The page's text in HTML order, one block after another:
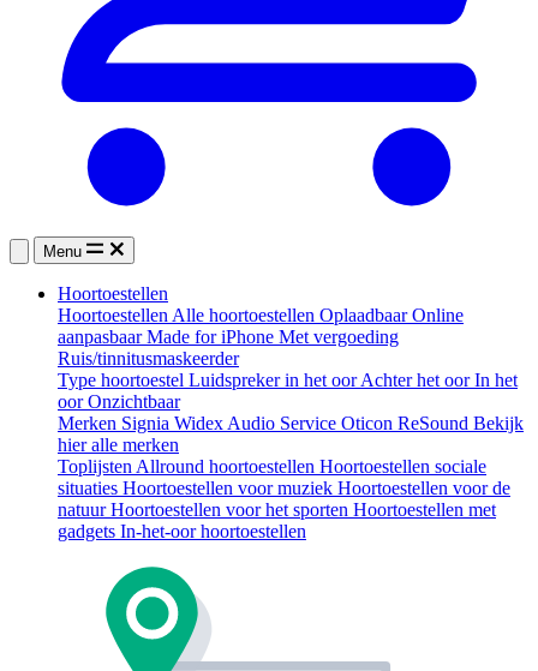
Menu
Hoortoestellen
HoortoestellenAlle hoortoestellen OplaadbaarOnline
aanpasbaarMade for iPhone Met vergoeding
Ruis/tinnitusmaskeerder
Type hoortoestel Luidspreker in het oorAchter het oorIn het
oorOnzichtbaar
Merken Signia WidexAudio Service Oticon ReSound Bekijk
hier alle merken
ToplijstenAllround hoortoestellen Hoortoestellen sociale
situaties Hoortoestellen voor muziek Hoortoestellen voor de
natuurHoortoestellen voor het sporten Hoortoestellen met
gadgets In-het-oor hoortoestellen